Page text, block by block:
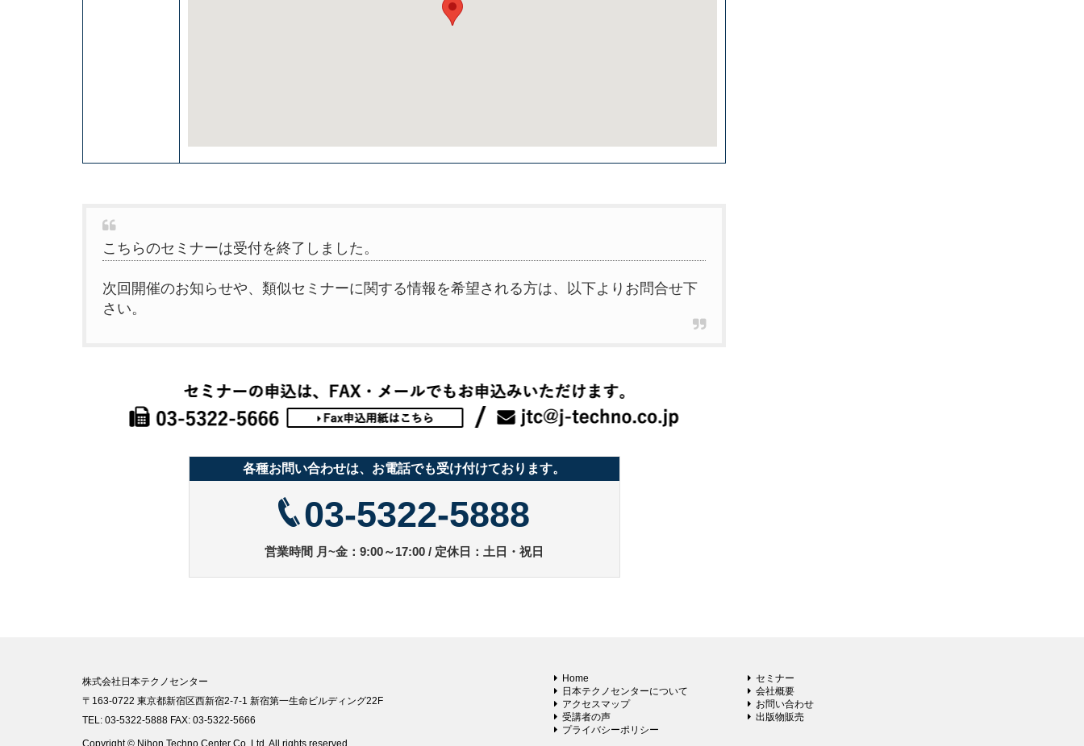
こちらのセミナーは受付を終了しました。
次回開催のお知らせや、類似セミナーに関する情報を希望される方は、以下よりお問合せ下
さい。
各種お問い合わせは、お電話でも受け付けております。
03-5322-5888
営業時間 月~金：9:00～17:00 / 定休日：土日・祝日
Home
セミナー
日本テクノセンターについて
会社概要
アクセスマップ
お問い合わせ
受講者の声
出版物販売
プライバシーポリシー
株式会社日本テクノセンター
〒163-0722 東京都新宿区西新宿2-7-1 新宿第一生命ビルディング22F
TEL: 03-5322-5888 FAX: 03-5322-5666
Copyright © Nihon Techno Center Co.,Ltd. All rights reserved.